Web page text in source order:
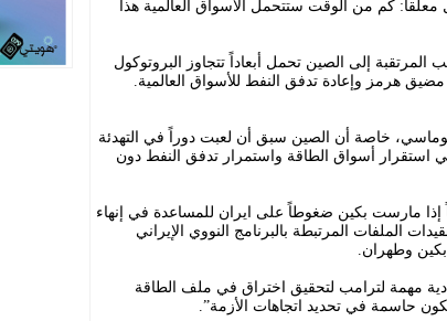
معلقاً: كم من الوقت ستتحمل الأسواق العالمية هذا
المرتقبة إلى الصين تحمل أبعاداً تتجاوز البروتوكول
هرمز وإعادة تدفق النفط للأسواق العالمية.
خاصة أن الصين سبق أن لعبت دوراً في التهدئة
استقرار أسواق الطاقة واستمرار تدفق النفط دون
إذا مارست بكين ضغوطاً على ايران للمساعدة في إنهاء
الملفات المرتبطة بالبرنامج النووي الإيراني
بكين وطهران.
مهمة لترامب لتحقيق اختراق في ملف الطاقة
حاسمة في تحديد اتجاهات الأزمة”.